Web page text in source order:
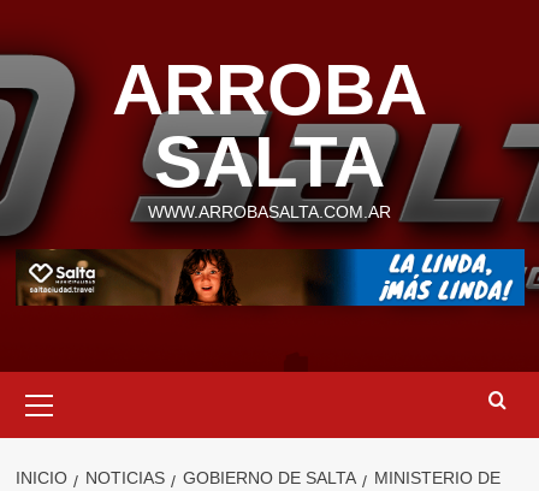
contenido
ARROBA
SALTA
WWW.ARROBASALTA.COM.AR
primario
INICIO NOTICIAS GOBIERNO DE SALTA
MINISTERIO DE